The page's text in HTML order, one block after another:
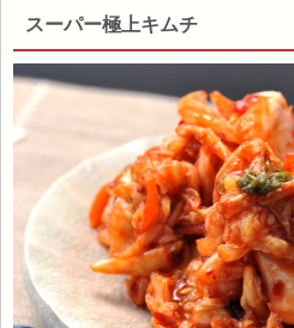
スーパー極上キムチ